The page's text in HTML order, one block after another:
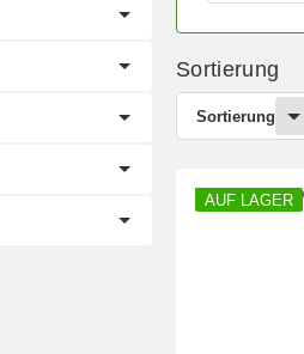
Sortierung
Sortierung
AUF LAGER